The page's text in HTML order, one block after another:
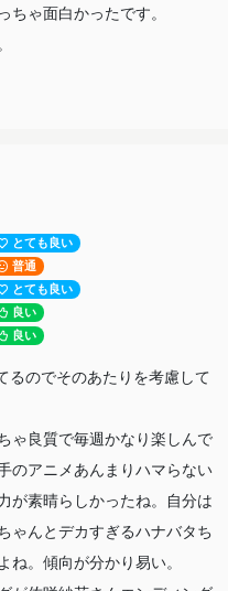
ゃ面白かったです。
とても良い
普通
とても良い
良い
良い
るのでそのあたりを考慮して
ゃ良質で毎週かなり楽しんで
のアニメあんまりハマらない
が素晴らしかったね。自分は
ゃんとデカすぎるハナバタち
。傾向が分かり易い。